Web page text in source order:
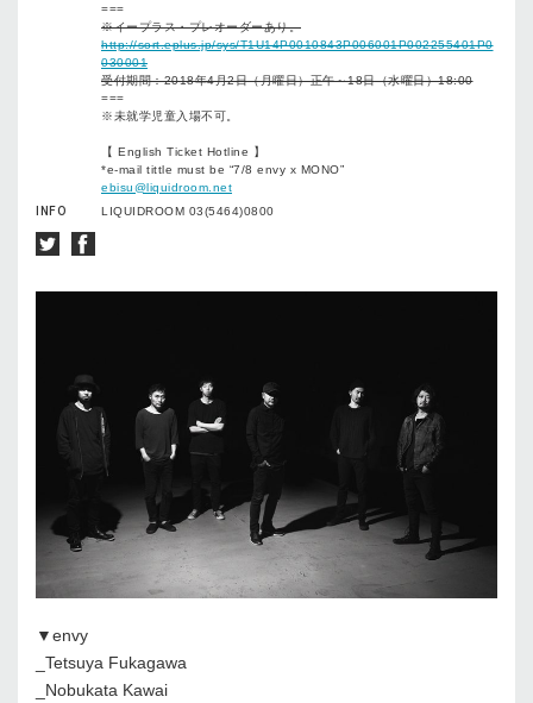
===
※イープラス・プレオーダーあり。
http://sort.eplus.jp/sys/T1U14P0010843P006001P002255401P0
030001
受付期間：2018年4月2日（月曜日）正午～18日（水曜日）18:00
===
※未就学児童入場不可。
【 English Ticket Hotline 】
*e-mail tittle must be “7/8 envy x MONO”
ebisu@liquidroom.net
INFO
LIQUIDROOM 03(5464)0800
▼envy
_Tetsuya Fukagawa
_Nobukata Kawai